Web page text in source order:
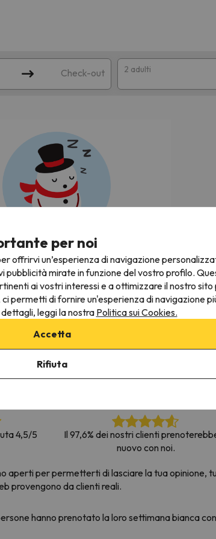
Check-out 2 adulti
troverà la bussola, tornerà.
le migliori offerte di sci!
4,5/5
Il 97,6% dei nostri clienti
nuovo con noi.
aperti per permetterti di lasciare la tua opinione,
provengono da clienti reali.
hanno prenotato la loro settimana bianca
per noi
offrirvi un’esperienza di navigazione
pubblicità mirate in funzione del vostro profilo.
ai vostri interessi e a ottimizzare il nostro sito
permetti di fornire un'esperienza di navigazione
leggi la nostra Politica sui Cookies.
Accetta
Rifiuta